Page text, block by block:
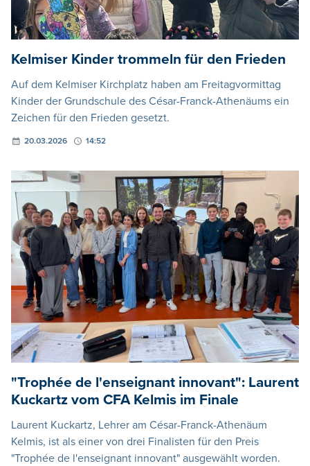
Kelmiser Kinder trommeln für den Frieden
Auf dem Kelmiser Kirchplatz haben am Freitagvormittag
Kinder der Grundschule des César-Franck-Athenäums ein
Zeichen für den Frieden gesetzt.
20.03.2026 14:52
"Trophée de l'enseignant innovant": Laurent
Kuckartz vom CFA Kelmis im Finale
Laurent Kuckartz, Lehrer am César-Franck-Athenäum
Kelmis, ist als einer von drei Finalisten für den Preis
"Trophée de l'enseignant innovant" ausgewählt worden.